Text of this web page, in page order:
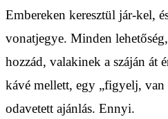
Embereken keresztül jár-kel,
vonatjegye. Minden
hozzád, valakinek a száján át
kávé mellett, egy „figyelj,
odavetett ajánlás. Ennyi.